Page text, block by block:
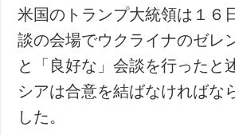
米国のトランプ大統領は１６
談の会場でウクライナのゼレ
と「良好な」会談を行ったと
シアは合意を結ばなければな
した。